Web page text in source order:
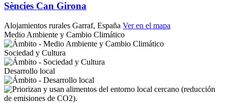
Sències Can Girona
Alojamientos rurales Garraf, España Ver en el mapa
Medio Ambiente y Cambio Climático
Sociedad y Cultura
Desarrollo local